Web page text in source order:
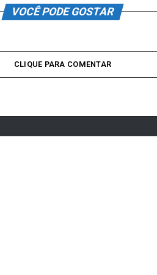
VOCÊ PODE GOSTAR
CLIQUE PARA COMENTAR